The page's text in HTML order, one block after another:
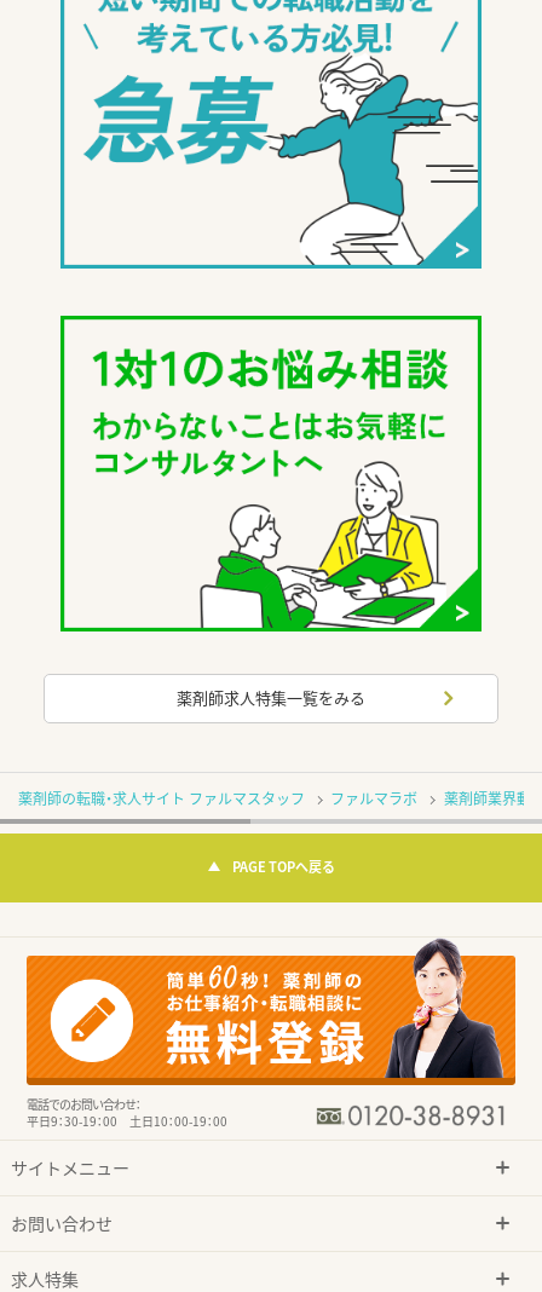
薬剤師求人特集一覧をみる
薬剤師の転職・求人サイト ファルマスタッフ ファルマラボ 薬剤師業界動
PAGE TOPへ戻る
電話でのお問い合わせ：
平日9：30-19：00 土日10：00-19：00
サイトメニュー
お問い合わせ
求人特集